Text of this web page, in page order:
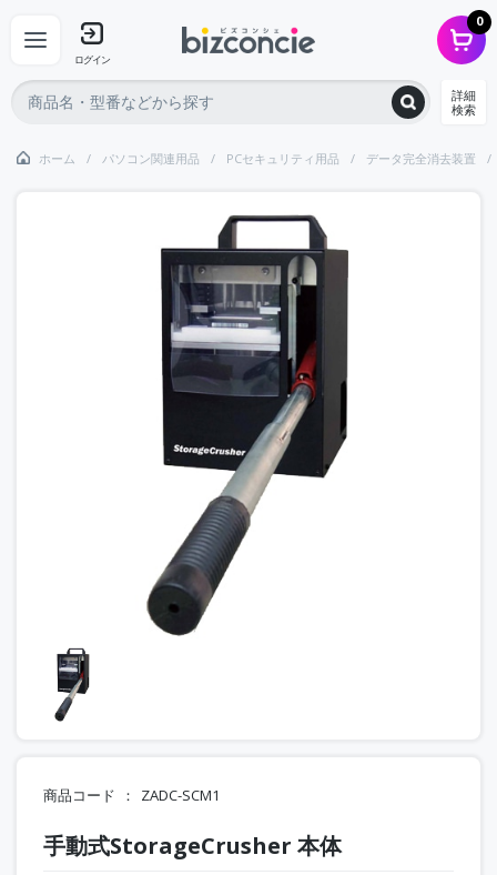
ログイン
0
詳細
検索
ホーム パソコン関連用品 PCセキュリティ用品 データ完全消去装置
商品コード ZADC-SCM1
手動式StorageCrusher 本体